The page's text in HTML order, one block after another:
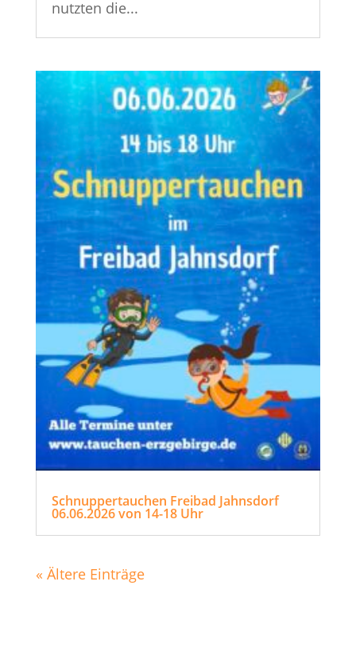
nutzten die...
Schnuppertauchen Freibad Jahnsdorf
06.06.2026 von 14-18 Uhr
« Ältere Einträge